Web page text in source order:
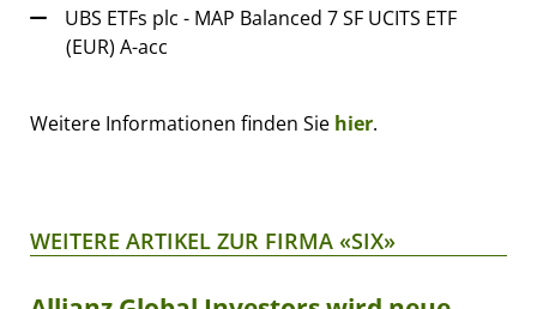
UBS ETFs plc - MAP Balanced 7 SF UCITS ETF
(EUR) A-acc
Weitere Informationen finden Sie hier.
WEITERE ARTIKEL ZUR FIRMA «SIX»